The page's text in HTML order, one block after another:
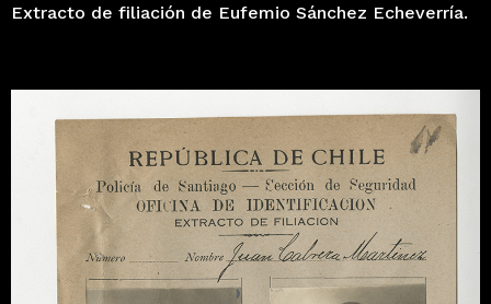
Extracto de filiación de Eufemio Sánchez Echeverría.